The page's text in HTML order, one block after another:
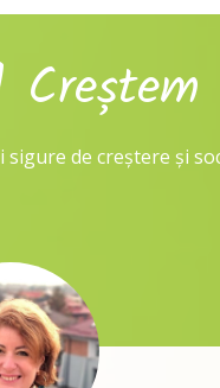
de creștere și